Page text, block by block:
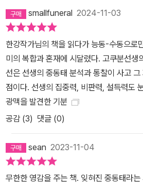
바로 중동태였다. 만일 우리가 이 중동태를
의료 현장에 적극적으로 비추어본다면, 사
로 현상하기 시작할까? 사회과학이나 의
어날까? -‘옮긴이의 말’ 중에서 사라진 언어, ‘중동태’가 필요한 이유
는 무엇일까? 언어로 바라본 인간행동의
학적 화두! 고쿠분 고이치로는 언어에서 원인을 찾는다. 언어는 생각
의 틀이다. 여기서 말하는 언어는 추상적이
라 사회적이고 역사적인 구체적 언어로, 언
서 무의식적으로 우리의 생각을 규정한다.
를 모어로 서구어를 익혔다. 따라서 많은
의 외연을 넘지 못한 반면, 변방의 일본인
전혀 다른 외국어와 만나야만 했다. 서구
smallfuneral 2024-11-03
한강작가님의 책을 읽다가 능동-수동으로
미의 복합과 혼재에 시달렸다. 고쿠분선생
선은 선생의 중동태 분석과 통찰이 사고
점이다. 선생의 집중력, 비판력, 설득력도
광맥을 발견한 기분
공감 (3) 댓글 (0)
sean 2023-11-04
무한한 영감을 주는 책. 잊혀진 중동태라